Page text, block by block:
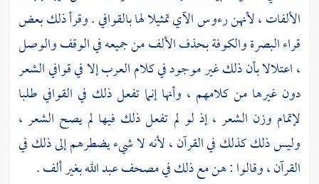
الألفات ، لأنهن رءوس الآي تمثيلا لها بالقوافي . وقرأ ذلك بعض
قراء البصرةوالكوفةبحذف الألف من جميعه في الوقف والوصل
، اعتلالا بأن ذلك غير موجود في كلام العرب إلا في قوافي الشعر
دون غيرها من كلامهم ، وأنها إنما تفعل ذلك في القوافي طلبا
لإتمام وزن الشعر ، إذ لو لم تفعل ذلك فيها لم يصح الشعر ،
وليس ذلك كذلك في القرآن ، لأنه لا شيء يضطرهم إلى ذلك في
القرآن ، وقالوا : هن مع ذلك في مصحفعبد اللهبغير ألف .